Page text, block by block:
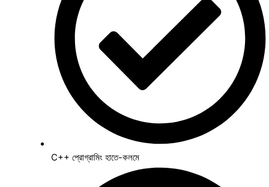
C++ প্রোগ্রামিং হাতে-কলমে